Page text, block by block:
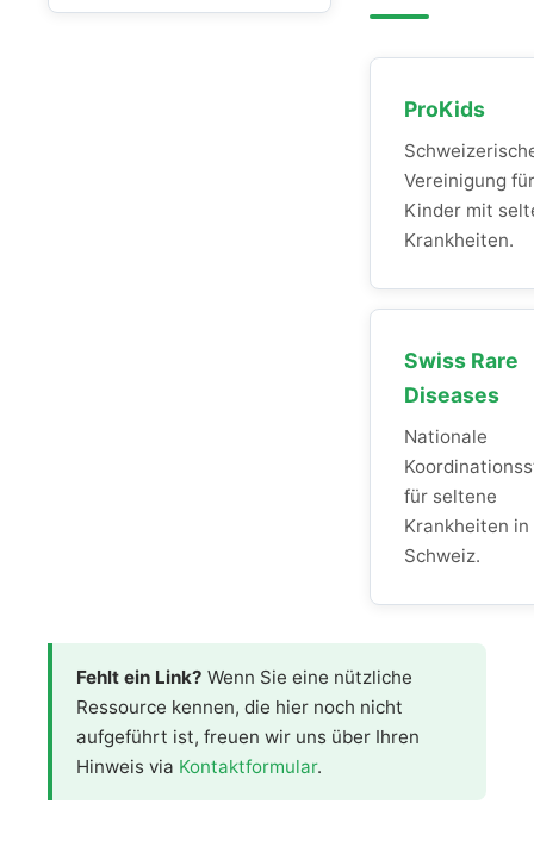
ProKids
Vereinigung für
Kinder mit
Krankheiten.
Swiss Rare
Diseases
Nationale
für seltene
Krankheiten in
Schweiz.
Fehlt ein Link? Wenn Sie eine nützliche
Ressource kennen, die hier noch nicht
aufgeführt ist, freuen wir uns über Ihren
Hinweis via Kontaktformular.